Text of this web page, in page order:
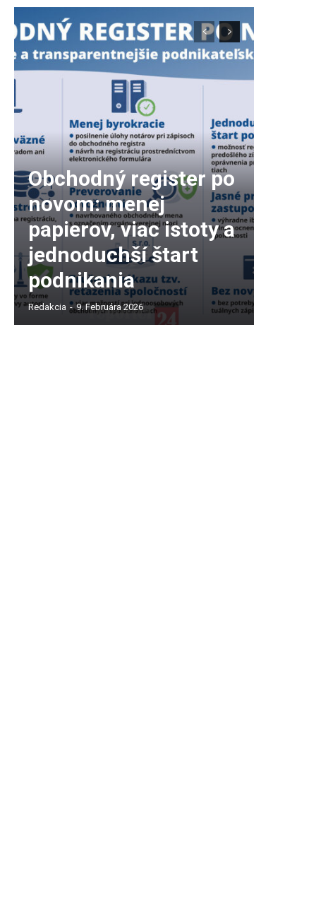
Obchodný register po
novom: menej
papierov, viac istoty a
jednoduchší štart
podnikania
Redakcia - 9. Februára 2026